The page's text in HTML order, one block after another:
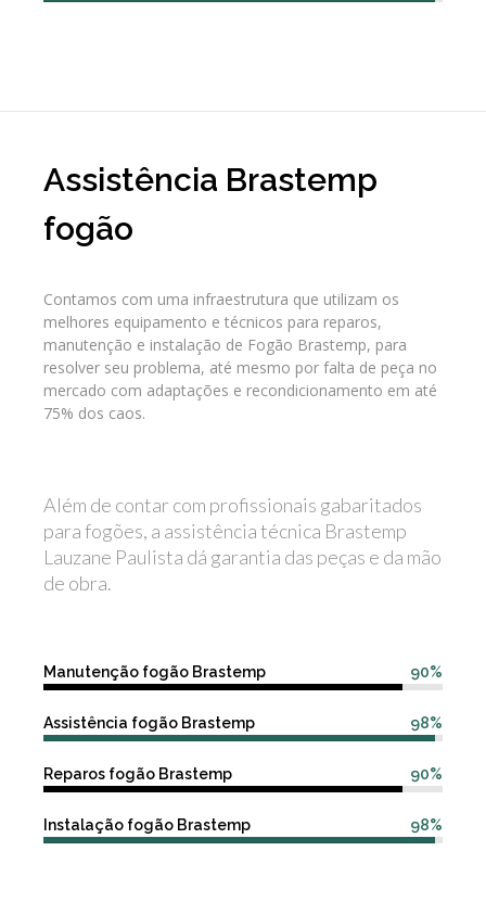
Assistência Brastemp
fogão
Contamos com uma infraestrutura que utilizam os
melhores equipamento e técnicos para reparos,
manutenção e instalação de Fogão Brastemp, para
resolver seu problema, até mesmo por falta de peça no
mercado com adaptações e recondicionamento em até
75% dos caos.
Além de contar com profissionais gabaritados
para fogões, a assistência técnica Brastemp
Lauzane Paulista dá garantia das peças e da mão
de obra.
90%
Manutenção fogão Brastemp
98%
Assistência fogão Brastemp
90%
Reparos fogão Brastemp
98%
Instalação fogão Brastemp